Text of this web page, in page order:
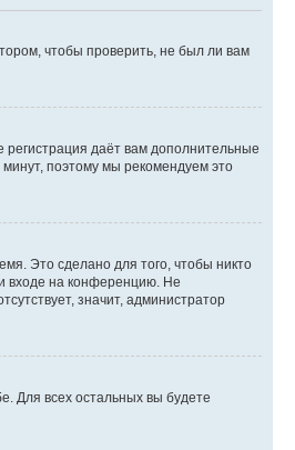
чтобы проверить, не был ли вам
даёт вам дополнительные
поэтому мы рекомендуем это
Это сделано для того, чтобы никто
входе на конференцию. Не
значит, администратор
Для всех остальных вы будете